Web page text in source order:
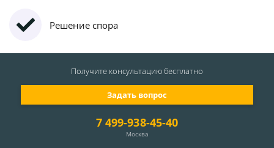
Решение спора
7 499-938-45-40
Москва
Задать вопрос
Получите консультациюбесплатно